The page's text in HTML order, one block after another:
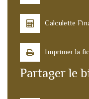
Calculette
Imprimer la
Partager le